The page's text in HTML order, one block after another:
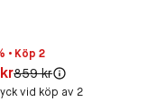
• Köp 2
kr
Original pris:
859 kr
vid köp av 2